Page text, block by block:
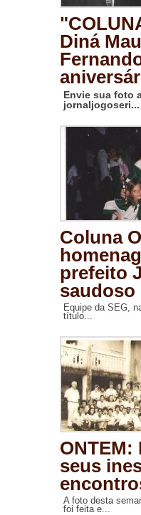
Diná
Envie sua foto
jornaljogoseri...
Coluna
prefeito
saudoso
Equipe da SEG,
título...
ONTEM:
seus
A foto desta
foi feita e...